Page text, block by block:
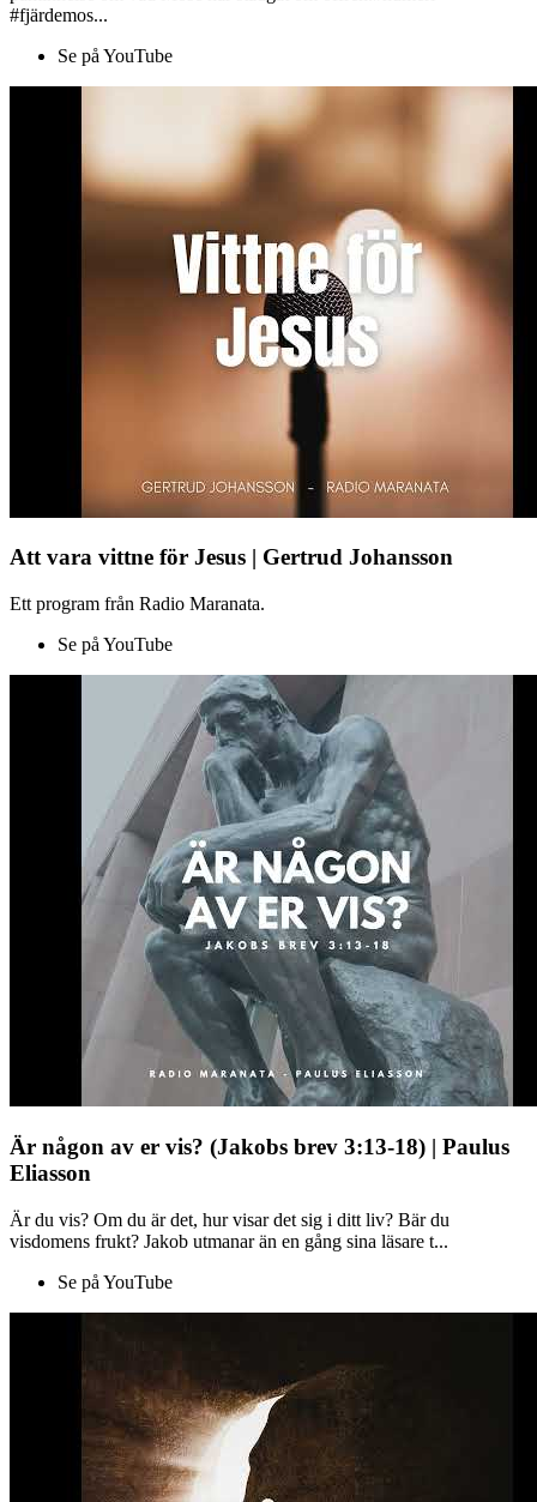
#fjärdemos...
Se på YouTube
Att vara vittne för Jesus | Gertrud Johansson
Ett program från Radio Maranata.
Se på YouTube
Är någon av er vis? (Jakobs brev 3:13-18) | Paulus
Eliasson
Är du vis? Om du är det, hur visar det sig i ditt liv? Bär du
visdomens frukt? Jakob utmanar än en gång sina läsare t...
Se på YouTube